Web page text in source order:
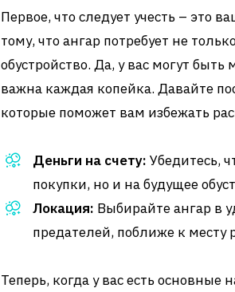
Первое, что следует учесть – это
тому, что ангар потребует не
обустройство. Да, у вас могут
важна каждая копейка. Давайте
которые поможет вам избежать
Деньги на счету: Убедитесь,
покупки, но и на будущее
Локация: Выбирайте ангар в
предателей, поближе к месту
Теперь, когда у вас есть основные